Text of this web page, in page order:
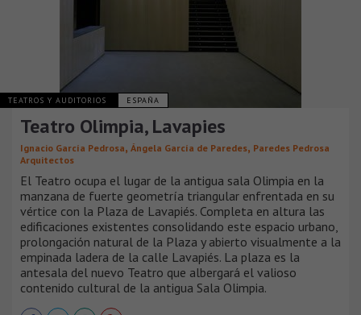
TEATROS Y AUDITORIOS ESPAÑA
Teatro Olimpia, Lavapies
Ignacio García Pedrosa, Ángela García de Paredes, Paredes Pedrosa
Arquitectos
El Teatro ocupa el lugar de la antigua sala Olimpia en la
manzana de fuerte geometría triangular enfrentada en su
vértice con la Plaza de Lavapiés. Completa en altura las
edificaciones existentes consolidando este espacio urbano,
prolongación natural de la Plaza y abierto visualmente a la
empinada ladera de la calle Lavapiés. La plaza es la
antesala del nuevo Teatro que albergará el valioso
contenido cultural de la antigua Sala Olimpia.